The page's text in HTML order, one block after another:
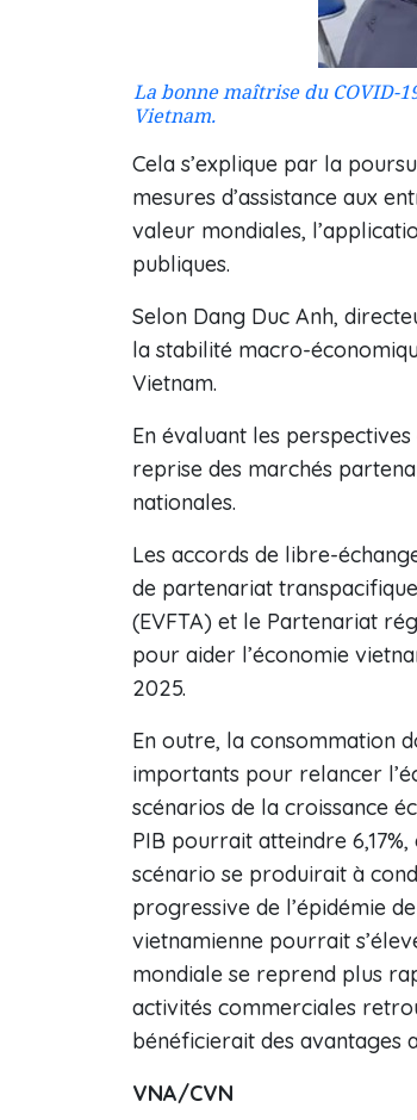
La bonne maîtrise du COVID-
Vietnam.
Cela s’explique par la
mesures d’assistance aux
valeur mondiales,
publiques.
Selon Dang Duc Anh,
la stabilité macro-
Vietnam.
En évaluant les
reprise des marchés
nationales.
Les accords de libre-
de partenariat
(EVFTA) et le Partenariat
pour aider l’économie
2025.
En outre, la consommation
importants pour relancer
scénarios de la croissance
PIB pourrait atteindre
scénario se produirait à
progressive de l’épidémie
vietnamienne pourrait
mondiale se reprend plus
activités commerciales
bénéficierait des avantages
VNA/CVN